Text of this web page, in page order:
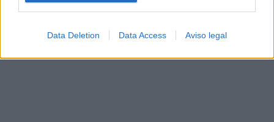
Data Deletion Data Access Aviso legal